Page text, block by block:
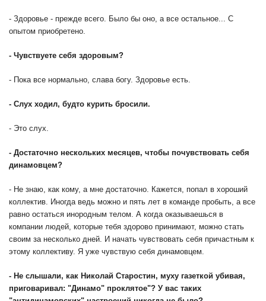
- Здоровье - прежде всего. Было бы оно, а все остальное... С
опытом приобретено.
- Чувствуете себя здоровым?
- Пока все нормально, слава богу. Здоровье есть.
- Слух ходил, будто курить бросили.
- Это слух.
- Достаточно нескольких месяцев, чтобы почувствовать себя
динамовцем?
- Не знаю, как кому, а мне достаточно. Кажется, попал в хороший
коллектив. Иногда ведь можно и пять лет в команде пробыть, а все
равно остаться инородным телом. А когда оказываешься в
компании людей, которые тебя здорово принимают, можно стать
своим за несколько дней. И начать чувствовать себя причастным к
этому коллективу. Я уже чувствую себя динамовцем.
- Не слышали, как Николай Старостин, муху газеткой убивая,
приговаривал: "Динамо" проклятое"? У вас таких